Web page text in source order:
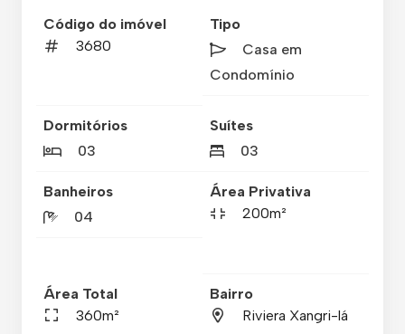
Código do imóvel
3680
Tipo
Casa em
Condomínio
Dormitórios
03
Suítes
03
Banheiros
04
Área Privativa
200m²
Área Total
360m²
Bairro
Riviera Xangri-lá